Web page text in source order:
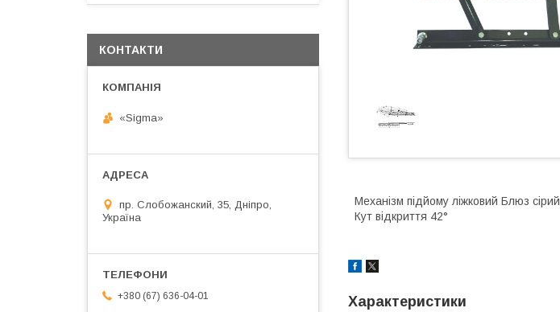
Механізм підйому ліжковий Блюз сірий
Кут відкриття 42°
Характеристики
КОНТАКТИ
«Sigma»
пр. Слобожанский, 35, Дніпро,
Україна
+380 (67) 636-04-01